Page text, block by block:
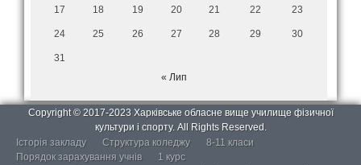
17 18 19 20 21 22 23
24 25 26 27 28 29 30
31
« Лип
Copyright © 2017-2023 Харківське обласне вище училище фізичної
культури і спорту. All Rights Reserved.
Історія закладу
Структура коледжу
8-11 класи
Порядок зарахування учнів
1 курс